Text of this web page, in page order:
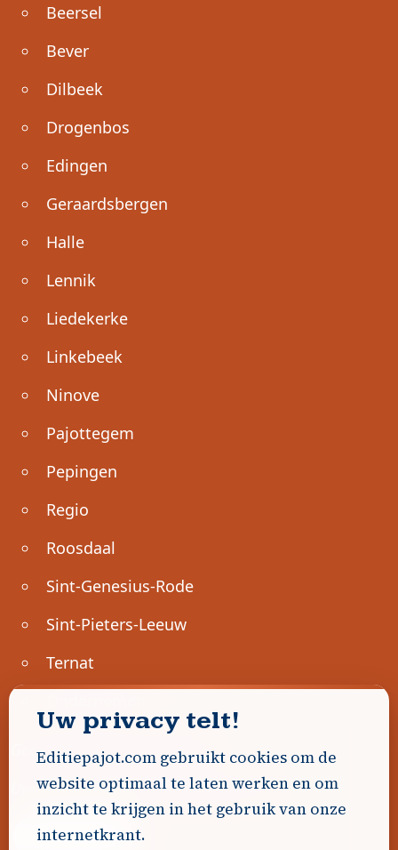
Beersel
Bever
Dilbeek
Drogenbos
Edingen
Geraardsbergen
Halle
Lennik
Liedekerke
Linkebeek
Ninove
Pajottegem
Pepingen
Regio
Roosdaal
Sint-Genesius-Rode
Sint-Pieters-Leeuw
Ternat
Geen advertenties gevonden.
Uw advertentie hier? Contacteer ons!
Word Partner!
Uw privacy telt!
Editiepajot.com gebruikt cookies om de
website optimaal te laten werken en om
inzicht te krijgen in het gebruik van onze
internetkrant.